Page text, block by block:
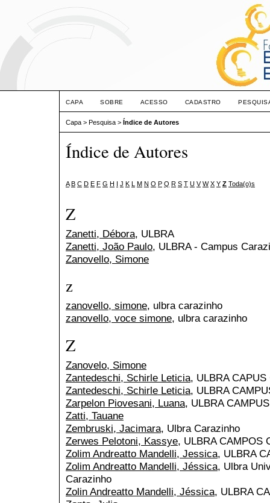
CAPA SOBRE ACESSO CADASTRO
Capa > Pesquisa > Índice de Autores
Índice de Autores
A B C D E F G H I J K L M N O P Q R S T U V W X Y Z Toda(o)s
Z
Zanetti, Débora, ULBRA
Zanetti, João Paulo, ULBRA - Campus
Zanovello, Simone
z
zanovello, simone, ulbra carazinho
zanovello, voce simone, ulbra carazinho
Z
Zanovelo, Simone
Zantedeschi, Schirle Leticia, ULBRA
Zantedeschi, Schirle Leticia, ULBRA
Zarpelon Piovesani, Luana, ULBRA
Zatti, Tauane
Zembruski, Jacimara, Ulbra Carazinho
Zerwes Pelotoni, Kassye, ULBRA CAMPOS
Zolim Andreatto Mandelli, Jessica, ULBRA
Zolim Andreatto Mandelli, Jéssica, Ulbra
Carazinho
Zolin Andreatto Mandelli, Jéssica, ULBRA